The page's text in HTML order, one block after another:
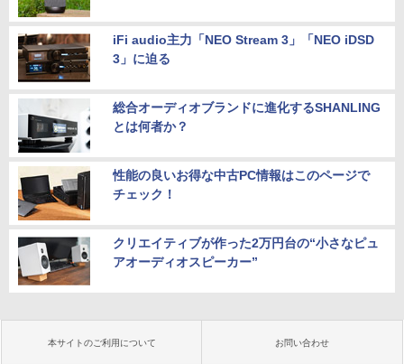
iFi audio主力「NEO Stream 3」「NEO iDSD
3」に迫る
総合オーディオブランドに進化するSHANLING
とは何者か？
性能の良いお得な中古PC情報はこのページで
チェック！
クリエイティブが作った2万円台の“小さなピュ
アオーディオスピーカー”
本サイトのご利用について お問い合わせ